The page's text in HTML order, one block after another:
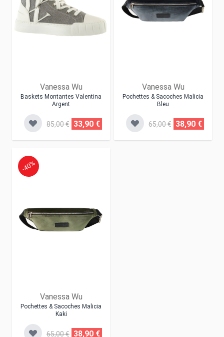
Vanessa Wu
Baskets Montantes Valentina
Argent
85,00 € 33,90 €
Vanessa Wu
Pochettes & Sacoches Malicia
Bleu
65,00 € 38,90 €
Vanessa Wu
Pochettes & Sacoches Malicia
Kaki
-40%
65,00 € 38,90 €